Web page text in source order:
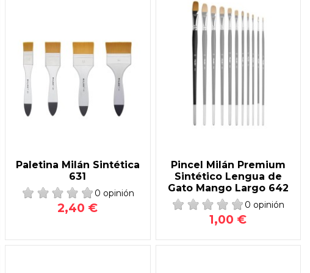
Paletina Milán Sintética
631
0 opinión
2,40 €
Pincel Milán Premium
Sintético Lengua de
Gato Mango Largo 642
0 opinión
1,00 €